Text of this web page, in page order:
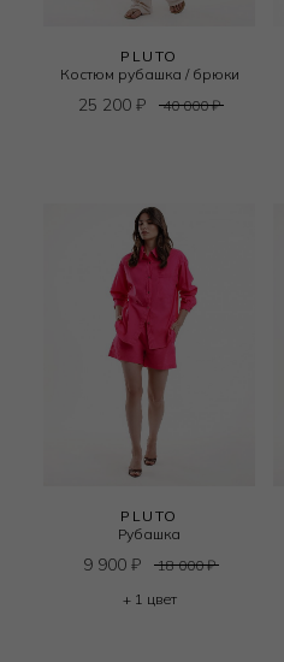
PLUTO
Костюм рубашка / брюки
25 200 ₽ 40 000₽
PLUTO
Рубашка
9 900 ₽ 18 000₽
+ 1 цвет